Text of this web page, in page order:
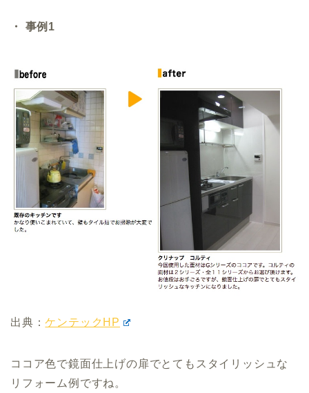
・ 事例1
出典：ケンテックHP
ココア色で鏡面仕上げの扉でとてもスタイリッシュな
リフォーム例ですね。